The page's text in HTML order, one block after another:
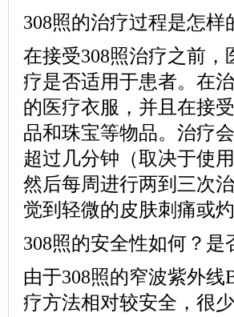
308照的治疗过程是怎样
在接受308照治疗之前
疗是否适用于患者。在
的医疗衣服，并且在接
品和珠宝等物品。治疗
超过几分钟（取决于使
然后每周进行两到三次
觉到轻微的皮肤刺痛或灼
308照的安全性如何？是
由于308照的窄波紫外
疗方法相对较安全，很